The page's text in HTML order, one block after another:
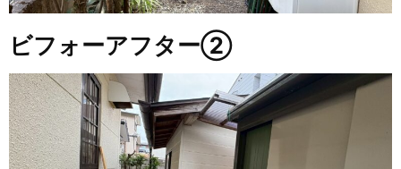
ビフォーアフター②